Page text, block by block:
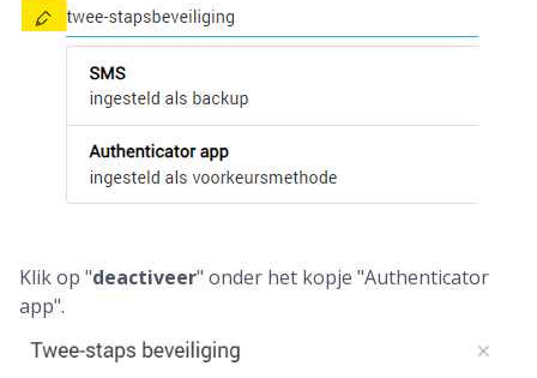
Klik op "deactiveer" onder het kopje "Authenticator
app".